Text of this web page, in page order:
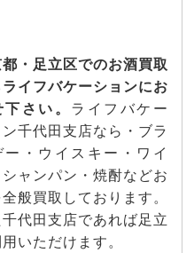
・足立区でのお酒買取
イフバケーションにお
下さい。 ライフバケー
ン千代田支店なら・ブラ
ー・ウイスキー・ワイ
シャンパン・焼酎などお
般買取しております。
千代田支店であれば足立
いただけます。